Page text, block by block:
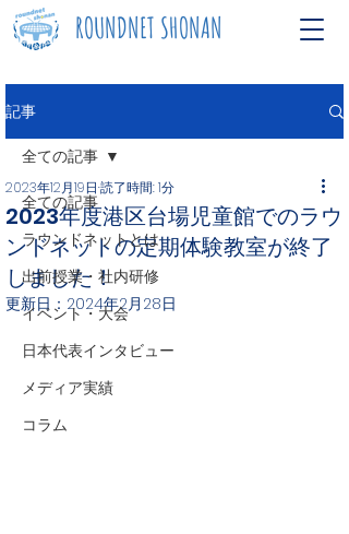
ROUNDNET SHONAN
記事
全ての記事
ラウンドネットとは
出前授業・社内研修
イベント・大会
日本代表インタビュー
メディア実績
コラム
全ての記事
2023年度港区台場児童館でのラウ
ンドネットの定期体験教室が終了
しました！
2023年12月19日 読了時間: 1分
更新日： 2024年2月28日